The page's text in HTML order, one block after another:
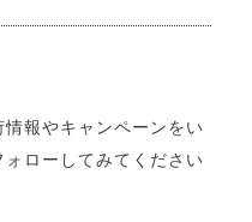
報やキャンペーンをい
ローしてみてください